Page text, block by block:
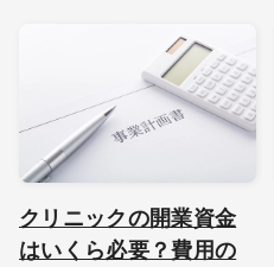
クリニックの開業資金
はいくら必要？費用の